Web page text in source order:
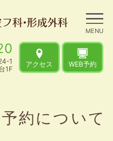
1
1F
アクセス WEB予約
約について